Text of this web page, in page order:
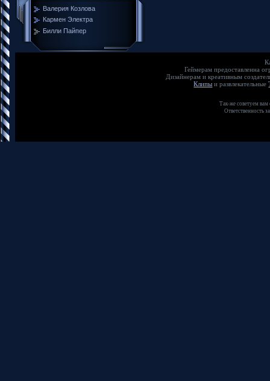
Валерия Козлова
Кармен Электра
Билли Пайпер
Геймерам предоставленна
Дизайнерам и креативным
Клипы и развлекательные
Так-же советуем
Ответственность